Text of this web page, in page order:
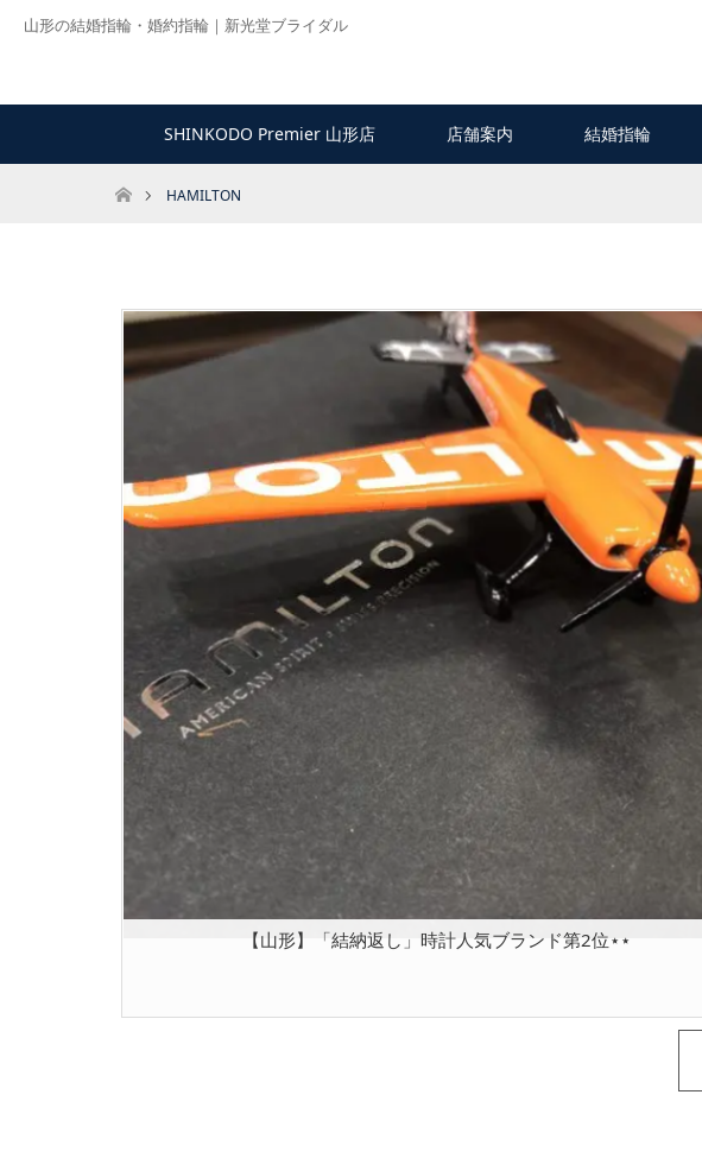
山形の結婚指輪・婚約指輪｜新光堂ブライダル
SHINKODO Premier 山形店 店舗案内 結婚指輪
ホームHAMILTON
【山形】「結納返し」時計人気ブランド第2位⋆⋆